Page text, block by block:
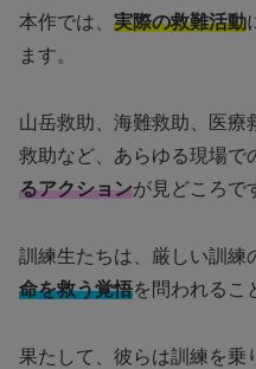
本作では、 実際の救難活動
ます。
山岳救助、海難救助、医療
救助など、あらゆる現場で
るアクションが見どころで
訓練生たちは、厳しい訓練
命を救う覚悟を問われるこ
果たして、彼らは訓練を乗